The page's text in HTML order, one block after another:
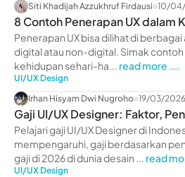
Siti Khadijah Azzukhruf Firdausi 10/
8 Contoh Penerapan UX dalam
Hari, Yuk Liat!
Penerapan UX bisa dilihat di
digital atau non-digital. Simak
kehidupan sehari-ha... read more ....
UI/UX Design
Irhan Hisyam Dwi Nugroho 19/03/2026
Gaji UI/UX Designer: Faktor,
Prospek 2026
Pelajari gaji UI/UX Designer di
mempengaruhi, gaji berdasarkan
gaji di 2026 di dunia desain ... read
UI/UX Design